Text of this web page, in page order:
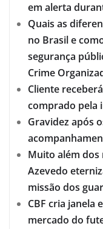
em alerta
Quais as
no Brasil e
segurança
Crime
Cliente
comprado pela
Gravidez após
Muito além dos
Azevedo
missão dos
CBF cria janela
mercado do